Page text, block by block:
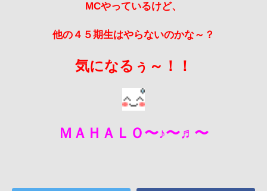
MCやっているけど、
他の４５期生はやらないのかな～？
気になるぅ～！！
ＭＡＨＡＬＯ〜♪〜♬〜